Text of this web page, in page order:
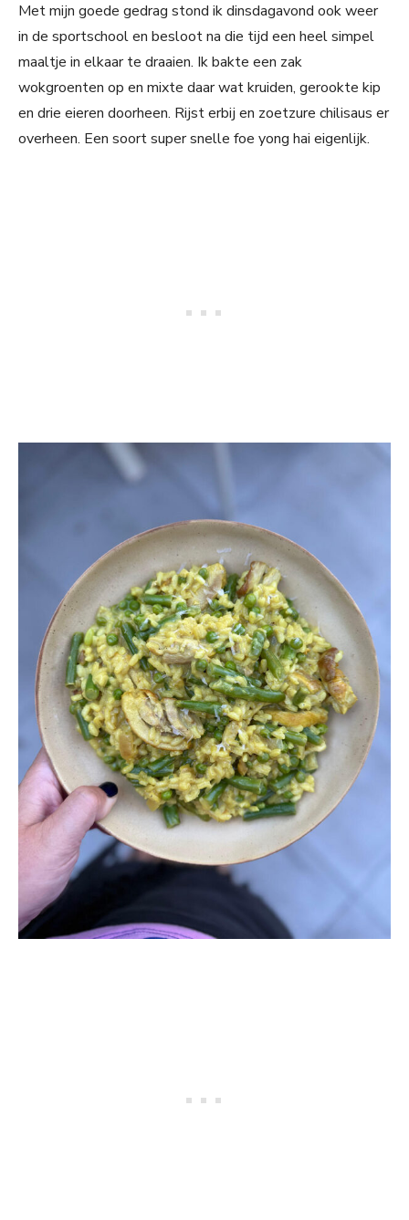
Met mijn goede gedrag stond ik dinsdagavond ook weer
in de sportschool en besloot na die tijd een heel simpel
maaltje in elkaar te draaien. Ik bakte een zak
wokgroenten op en mixte daar wat kruiden, gerookte kip
en drie eieren doorheen. Rijst erbij en zoetzure chilisaus er
overheen. Een soort super snelle foe yong hai eigenlijk.